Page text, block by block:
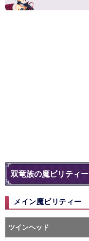
双竜族の魔ビリティー
メイン魔ビリティー
ツインヘッド